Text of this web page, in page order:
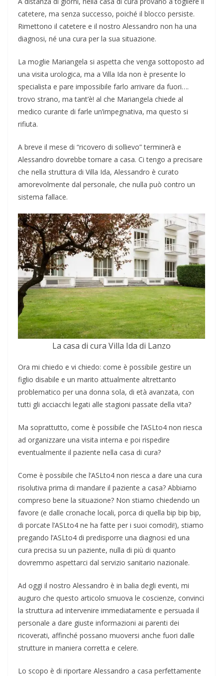
catetere, ma senza successo, poiché il blocco persiste.
Rimettono il catetere e il nostro Alessandro non ha una
diagnosi, né una cura per la sua situazione.
La moglie Mariangela si aspetta che venga sottoposto ad
una visita urologica, ma a Villa Ida non è presente lo
specialista e pare impossibile farlo arrivare da fuori….
trovo strano, ma tant’è! al che Mariangela chiede al
medico curante di farle un’impegnativa, ma questo si
rifiuta.
A breve il mese di “ricovero di sollievo” terminerà e
Alessandro dovrebbe tornare a casa. Ci tengo a precisare
che nella struttura di Villa Ida, Alessandro è curato
amorevolmente dal personale, che nulla può contro un
sistema fallace.
La casa di cura Villa Ida di Lanzo
Ora mi chiedo e vi chiedo: come è possibile gestire un
figlio disabile e un marito attualmente altrettanto
problematico per una donna sola, di età avanzata, con
tutti gli acciacchi legati alle stagioni passate della vita?
Ma soprattutto, come è possibile che l’ASLto4 non riesca
ad organizzare una visita interna e poi rispedire
eventualmente il paziente nella casa di cura?
Come è possibile che l’ASLto4 non riesca a dare una cura
risolutiva prima di mandare il paziente a casa? Abbiamo
compreso bene la situazione? Non stiamo chiedendo un
favore (e dalle cronache locali, porca di quella bip bip bip,
di porcate l’ASLto4 ne ha fatte per i suoi comodi!), stiamo
pregando l’ASLto4 di predisporre una diagnosi ed una
cura precisa su un paziente, nulla di più di quanto
dovremmo aspettarci dal servizio sanitario nazionale.
Ad oggi il nostro Alessandro è in balia degli eventi, mi
auguro che questo articolo smuova le coscienze, convinci
la struttura ad intervenire immediatamente e persuada il
personale a dare giuste informazioni ai parenti dei
ricoverati, affinché possano muoversi anche fuori dalle
strutture in maniera corretta e celere.
Lo scopo è di riportare Alessandro a casa perfettamente